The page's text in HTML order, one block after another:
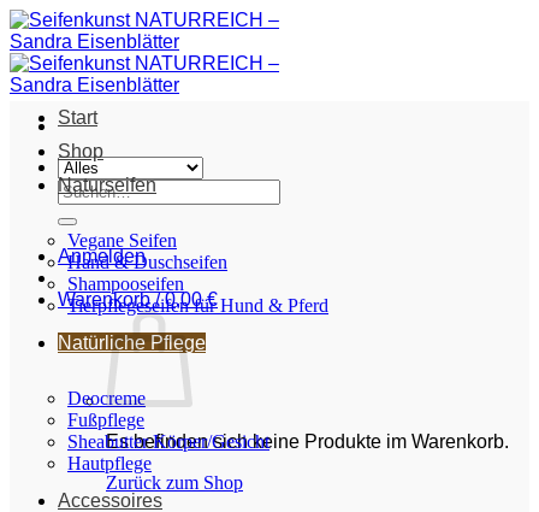
Zum
Inhalt
springen
Suche
nach:
Anmelden
Warenkorb /0,00€
Es befinden sich keine Produkte im Warenkorb.
Zurück zum Shop
Start
Shop
Naturseifen
Vegane Seifen
Hand & Duschseifen
Shampooseifen
Tierpflegeseifen für Hund & Pferd
Natürliche Pflege
Deocreme
Fußpflege
Sheabutter Körper/Gesicht
Hautpflege
Accessoires